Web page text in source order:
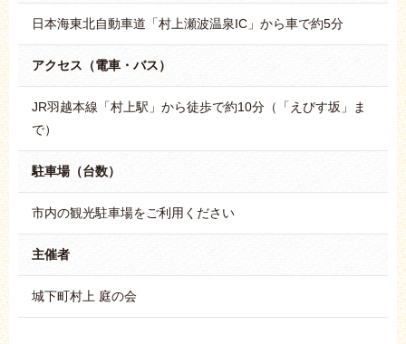
日本海東北自動車道「村上瀬波温泉IC」から車で約5分
アクセス（電車・バス）
JR羽越本線「村上駅」から徒歩で約10分（「えびす坂」ま
で）
駐車場（台数）
市内の観光駐車場をご利用ください
主催者
城下町村上 庭の会